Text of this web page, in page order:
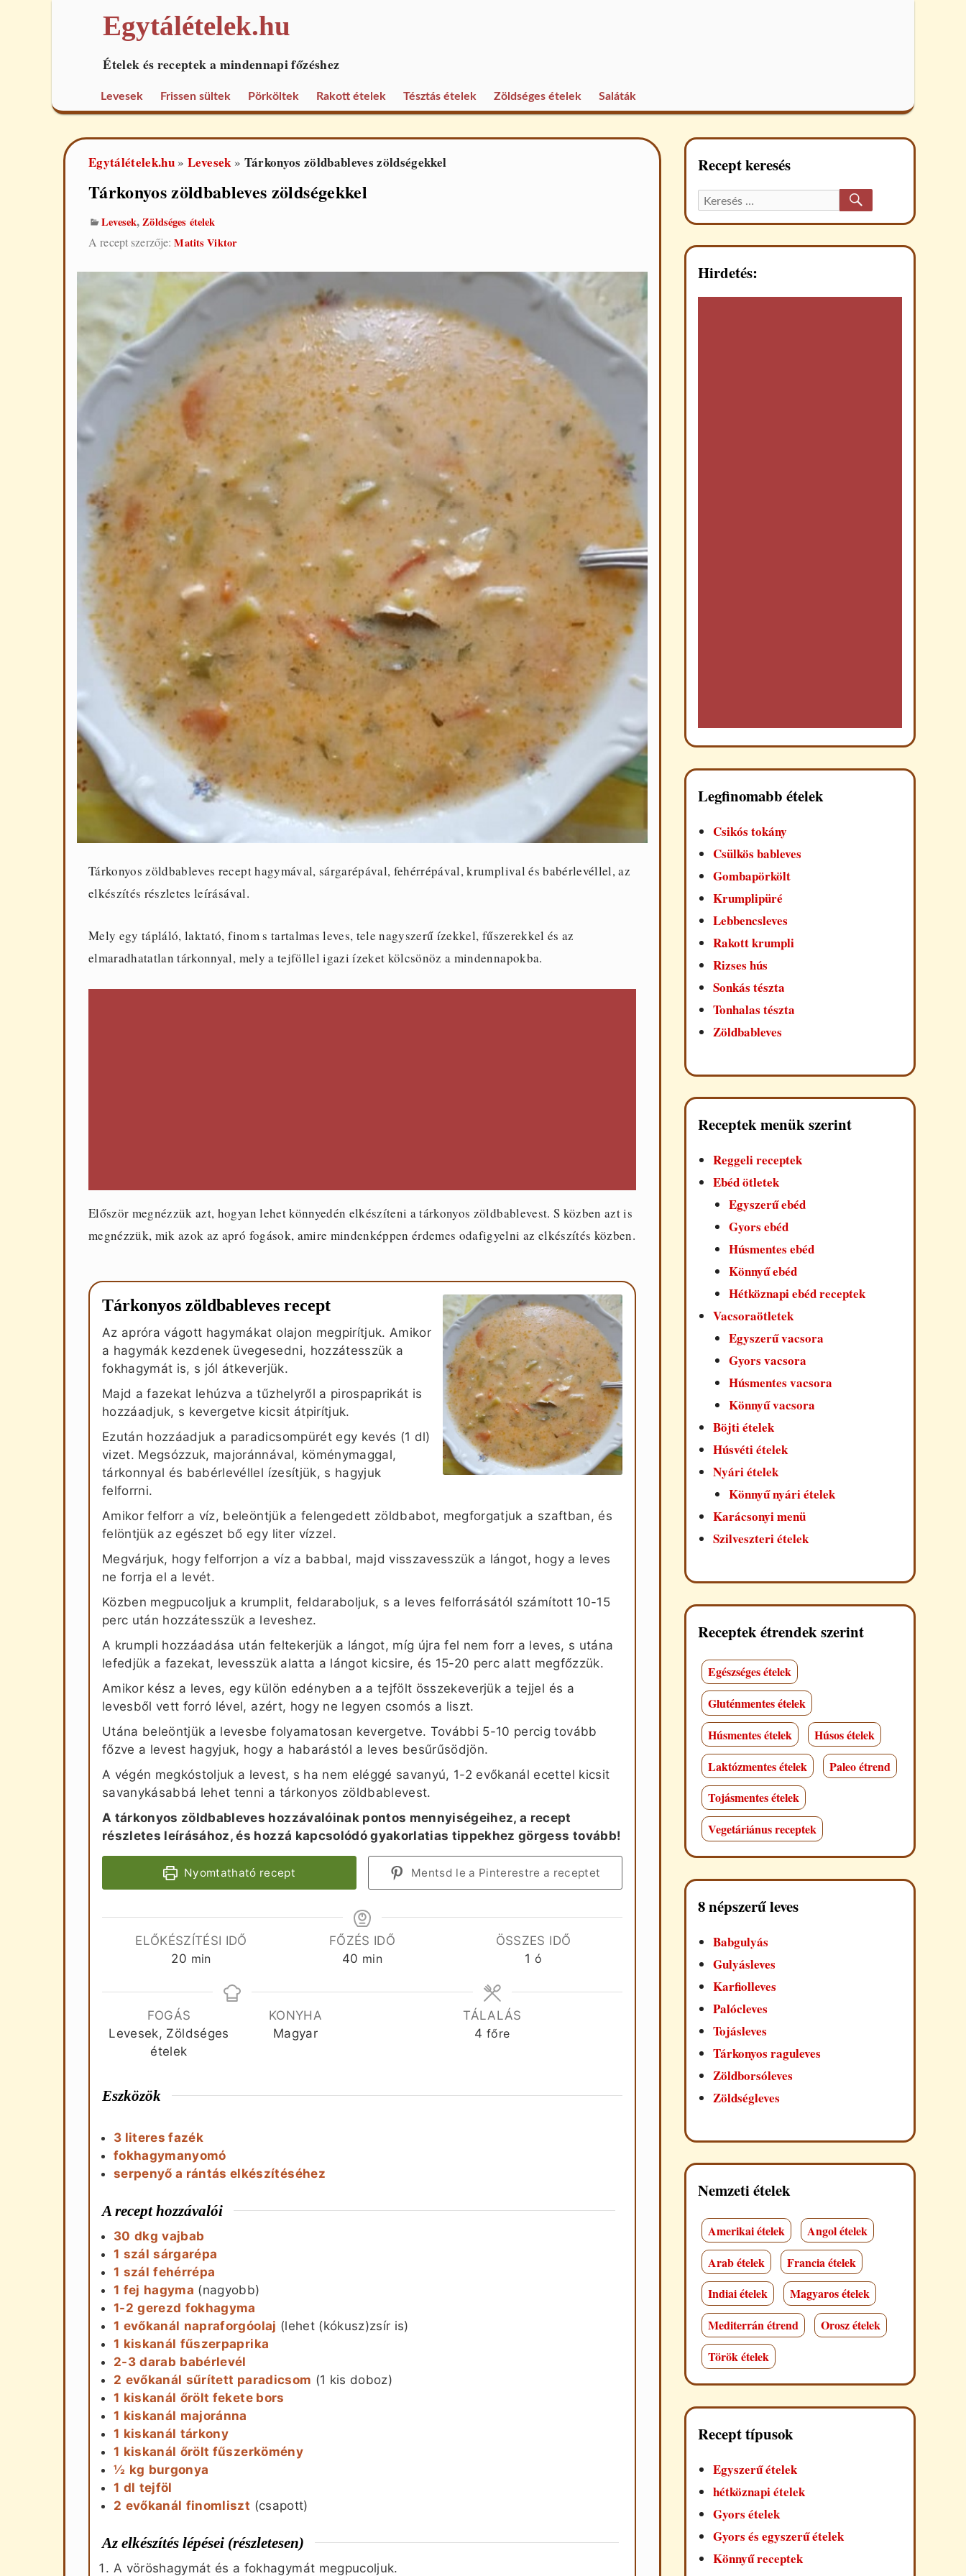
Egytálételek.hu
Ételek és receptek a mindennapi főzéshez
Levesek Frissen sültek Pörköltek Rakott ételek Tésztás ételek Zöldséges ételek Saláták
Egytálételek.hu »Levesek» Tárkonyos zöldbableves zöldségekkel
Tárkonyos zöldbableves zöldségekkel
Levesek,Zöldséges ételek
A recept szerzője:Matits Viktor
Tárkonyos zöldbableves recept hagymával, sárgarépával, fehérrépával, krumplival és babérlevéllel, az
elkészítés részletes leírásával.
Mely egy tápláló, laktató, finom s tartalmas leves, tele nagyszerű ízekkel, fűszerekkel és az
elmaradhatatlan tárkonnyal, mely a tejföllel igazi ízeket kölcsönöz a mindennapokba.
Először megnézzük azt, hogyan lehet könnyedén elkészíteni a tárkonyos zöldbablevest. S közben azt is
megnézzük, mik azok az apró fogások, amire mindenképpen érdemes odafigyelni az elkészítés közben.
Tárkonyos zöldbableves recept
Az apróra vágott hagymákat olajon megpirítjuk. Amikor
a hagymák kezdenek üvegesedni, hozzátesszük a
fokhagymát is, s jól átkeverjük.
Majd a fazekat lehúzva a tűzhelyről a pirospaprikát is
hozzáadjuk, s kevergetve kicsit átpirítjuk.
Ezután hozzáadjuk a paradicsompürét egy kevés (1 dl)
vizet. Megsózzuk, majoránnával, köménymaggal,
tárkonnyal és babérlevéllel ízesítjük, s hagyjuk
felforrni.
Amikor felforr a víz, beleöntjük a felengedett zöldbabot, megforgatjuk a szaftban, és
felöntjük az egészet bő egy liter vízzel.
Megvárjuk, hogy felforrjon a víz a babbal, majd visszavesszük a lángot, hogy a leves
ne forrja el a levét.
Közben megpucoljuk a krumplit, feldaraboljuk, s a leves felforrásától számított 10-15
perc után hozzátesszük a leveshez.
A krumpli hozzáadása után feltekerjük a lángot, míg újra fel nem forr a leves, s utána
lefedjük a fazekat, levesszük alatta a lángot kicsire, és 15-20 perc alatt megfőzzük.
Amikor kész a leves, egy külön edényben a a tejfölt összekeverjük a tejjel és a
levesből vett forró lével, azért, hogy ne legyen csomós a liszt.
Utána beleöntjük a levesbe folyamatosan kevergetve. További 5-10 percig tovább
főzve a levest hagyjuk, hogy a habarástól a leves besűrűsödjön.
A végén megkóstoljuk a levest, s ha nem eléggé savanyú, 1-2 evőkanál ecettel kicsit
savanykásabbá lehet tenni a tárkonyos zöldbablevest.
A tárkonyos zöldbableves hozzávalóinak pontos mennyiségeihez, a recept
részletes leírásához, és hozzá kapcsolódó gyakorlatias tippekhez görgess tovább!
Nyomtatható recept Mentsd le a Pinterestre a receptet
ELŐKÉSZÍTÉSI IDŐ
20 perc
min
FŐZÉS IDŐ
40 perc
min
ÖSSZES IDŐ
1 óra
ó
FOGÁS
Levesek, Zöldséges
ételek
KONYHA
Magyar
TÁLALÁS
4 főre
Eszközök
3 literes fazék
fokhagymanyomó
serpenyő a rántás elkészítéséhez
A recept hozzávalói
30 dkg vajbab
1 szál sárgarépa
1 szál fehérrépa
1 fej hagyma (nagyobb)
1-2 gerezd fokhagyma
1 evőkanál napraforgóolaj (lehet (kókusz)zsír is)
1 kiskanál fűszerpaprika
2-3 darab babérlevél
2 evőkanál sűrített paradicsom (1 kis doboz)
1 kiskanál őrölt fekete bors
1 kiskanál majoránna
1 kiskanál tárkony
1 kiskanál őrölt fűszerkömény
½ kg burgonya
1 dl tejföl
2 evőkanál finomliszt (csapott)
Az elkészítés lépései (részletesen)
A vöröshagymát és a fokhagymát megpucoljuk.
Recept keresés
Keresett
recept:
Hirdetés:
Legfinomabb ételek
Csikós tokány
Csülkös bableves
Gombapörkölt
Krumplipüré
Lebbencsleves
Rakott krumpli
Rizses hús
Sonkás tészta
Tonhalas tészta
Zöldbableves
Receptek menük szerint
Reggeli receptek
Ebéd ötletek
Egyszerű ebéd
Gyors ebéd
Húsmentes ebéd
Könnyű ebéd
Hétköznapi ebéd receptek
Vacsoraötletek
Egyszerű vacsora
Gyors vacsora
Húsmentes vacsora
Könnyű vacsora
Böjti ételek
Húsvéti ételek
Nyári ételek
Könnyű nyári ételek
Karácsonyi menü
Szilveszteri ételek
Receptek étrendek szerint
Egészséges ételek
Gluténmentes ételek
Húsmentes ételek
Húsos ételek
Laktózmentes ételek
Paleo étrend
Tojásmentes ételek
Vegetáriánus receptek
8 népszerű leves
Babgulyás
Gulyásleves
Karfiolleves
Palócleves
Tojásleves
Tárkonyos raguleves
Zöldborsóleves
Zöldségleves
Nemzeti ételek
Amerikai ételek
Angol ételek
Arab ételek
Francia ételek
Indiai ételek
Magyaros ételek
Mediterrán étrend
Orosz ételek
Török ételek
Recept típusok
Egyszerű ételek
hétköznapi ételek
Gyors ételek
Gyors és egyszerű ételek
Könnyű receptek